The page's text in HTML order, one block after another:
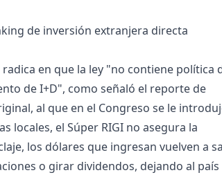
de inversión extranjera directa
en que la ley "no contiene política
de I+D", como señaló el reporte de
al que en el Congreso se le
locales, el Súper RIGI no asegura la
los dólares que ingresan vuelven a
o girar dividendos, dejando al país